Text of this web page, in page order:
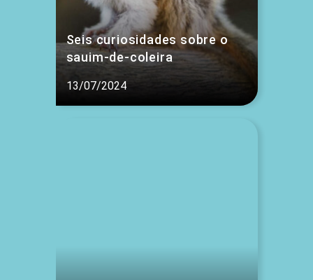
Seis curiosidades sobre o
sauim-de-coleira
13/07/2024